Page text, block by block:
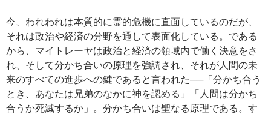
今、われわれは本質的に霊的危機に直面しているのだが、
それは政治や経済の分野を通して表面化している。である
から、マイトレーヤは政治と経済の領域内で働く決意をさ
れ、そして分かち合いの原理を強調され、それが人間の未
来のすべての進歩への鍵であると言われた──「分かち合う
とき、あなたは兄弟のなかに神を認める」「人間は分かち
合うか死滅するか」。分かち合いは聖なる原理である。す